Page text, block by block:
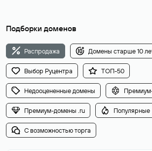
Подборки доменов
Распродажа Домены старше 10
Выбор Руцентра ТОП-50
Недооцененные домены
Премиум-домены .ru Популярные
С возможностью торга